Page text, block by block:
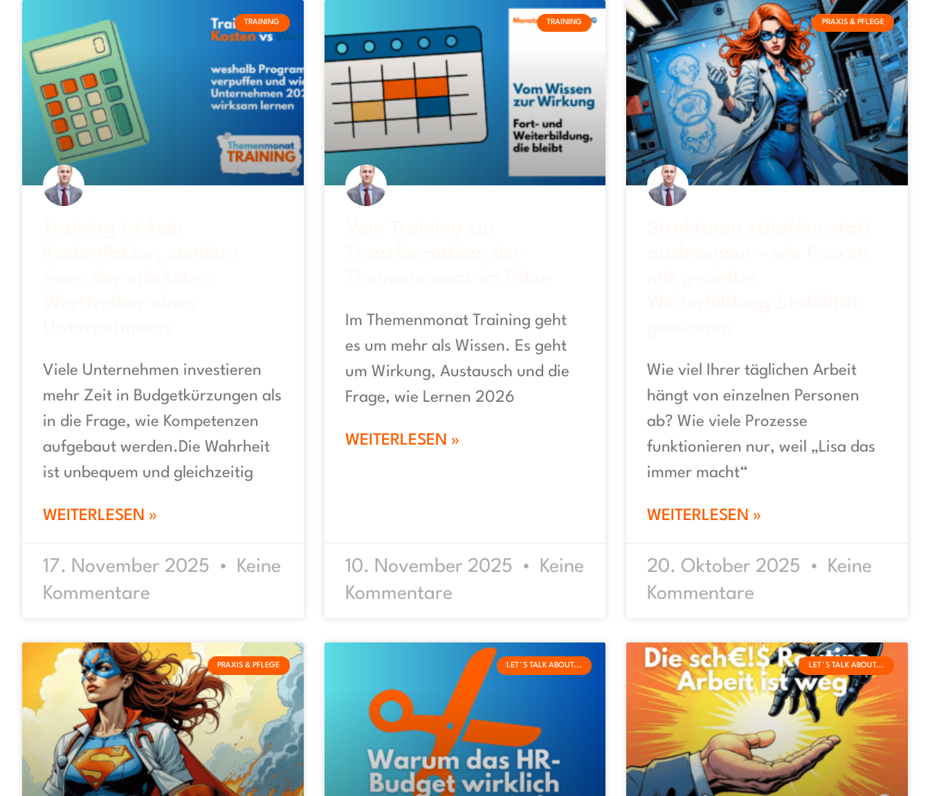
TRAINING
Viele Unternehmen investieren
mehr Zeit in Budgetkürzungen als
in die Frage, wie Kompetenzen
aufgebaut werden.Die Wahrheit
ist unbequem und gleichzeitig
WEITERLESEN »
17. November 2025
Keine
Kommentare
TRAINING
Im Themenmonat Training geht
es um mehr als Wissen. Es geht
um Wirkung, Austausch und die
Frage, wie Lernen 2026
WEITERLESEN »
10. November 2025
Keine
Kommentare
PRAXIS & PFLEGE
Wie viel Ihrer täglichen Arbeit
hängt von einzelnen Personen
ab? Wie viele Prozesse
funktionieren nur, weil „Lisa das
immer macht“
WEITERLESEN »
20. Oktober 2025
Keine
Kommentare
PRAXIS & PFLEGE LET´S TALK ABOUT... LET´S TALK ABOUT...